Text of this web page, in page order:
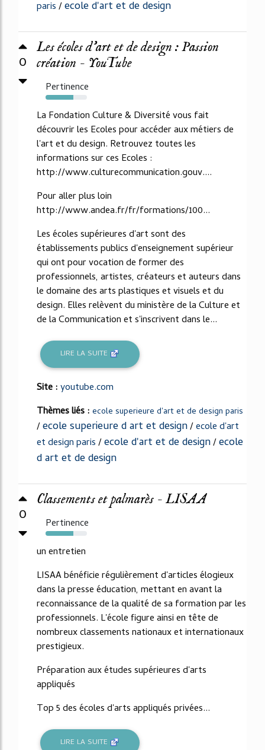
paris/ecole d'art et de design
0
Les écoles d’art et de design : Passion
création - YouTube
Pertinence
67%
La Fondation Culture & Diversité vous fait
découvrir les Ecoles pour accéder aux métiers de
l'art et du design. Retrouvez toutes les
informations sur ces Ecoles :
http://www.culturecommunication.gouv....
Pour aller plus loin
http://www.andea.fr/fr/formations/100...
Les écoles supérieures d'art sont des
établissements publics d'enseignement supérieur
qui ont pour vocation de former des
professionnels, artistes, créateurs et auteurs dans
le domaine des arts plastiques et visuels et du
design. Elles relèvent du ministère de la Culture et
de la Communication et s'inscrivent dans le...
LIRE LA SUITE
Site :youtube.com
Thèmes liés : ecole superieure d'art et de design paris
/ecole superieure d art et design/ecole d'art
et design paris/ecole d'art et de design/ecole
d art et de design
0
Classements et palmarès - LISAA
Pertinence
67%
un entretien
LISAA bénéficie régulièrement d'articles élogieux
dans la presse éducation, mettant en avant la
reconnaissance de la qualité de sa formation par les
professionnels. L'école figure ainsi en tête de
nombreux classements nationaux et internationaux
prestigieux.
Préparation aux études supérieures d'arts
appliqués
Top 5 des écoles d'arts appliqués privées...
LIRE LA SUITE